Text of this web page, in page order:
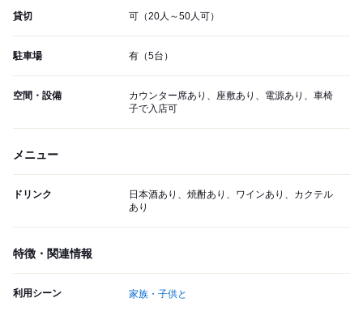
貸切 可（20人～50人可）
駐車場 有（5台）
空間・設備
カウンター席あり、座敷あり、電源あり、車椅
子で入店可
メニュー
ドリンク
日本酒あり、焼酎あり、ワインあり、カクテル
あり
特徴・関連情報
利用シーン 家族・子供と